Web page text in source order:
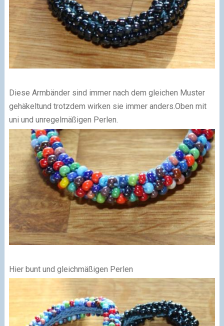
Diese Armbänder sind immer nach dem gleichen Muster
gehäkeltund trotzdem wirken sie immer anders.Oben mit
uni und unregelmäßigen Perlen.
Hier bunt und gleichmäßigen Perlen